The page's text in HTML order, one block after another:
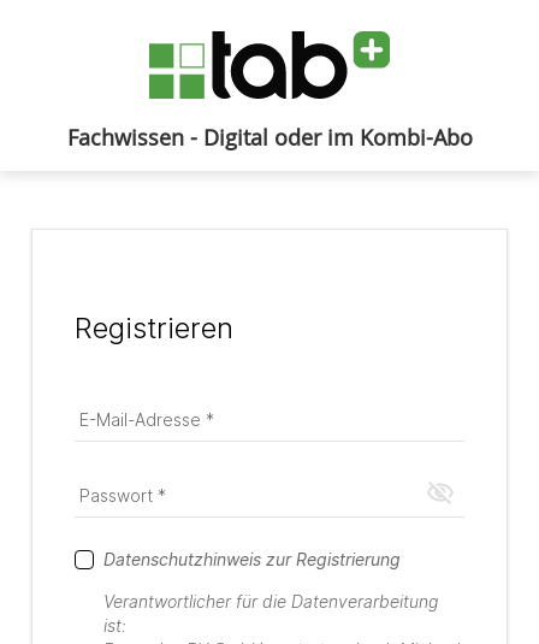
Fachwissen - Digital oder im Kombi-Abo